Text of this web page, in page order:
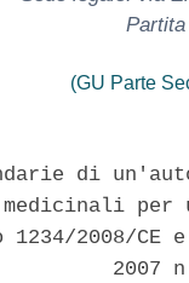
Partita
(GU Parte
di
per
1234/2008/
2007